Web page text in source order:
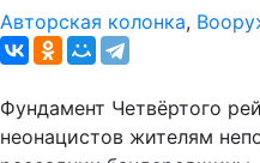
Авторская колонка,
Фундамент Четвёртого
неонацистов жителям